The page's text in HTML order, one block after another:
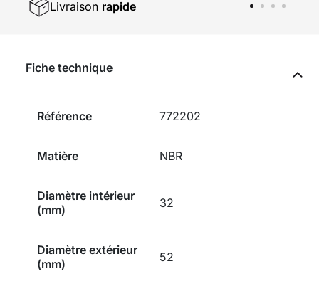
Livraison rapide
Fiche technique
Référence 772202
Matière NBR
Diamètre intérieur
(mm)
32
Diamètre extérieur
(mm)
52